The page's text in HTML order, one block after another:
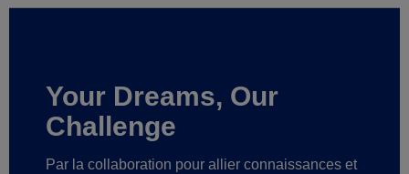
Your Dreams, Our
Challenge
Par la collaboration pour allier connaissances et